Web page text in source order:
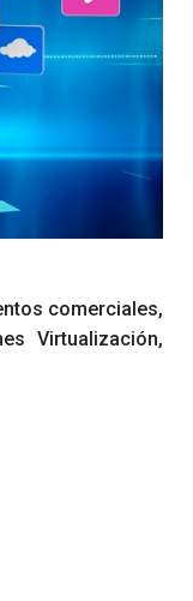
comerciales,
Virtualización,